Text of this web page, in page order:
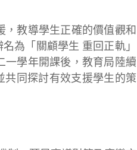
教導學生正確的價值觀和
為「關顧學生 重回正軌」
學年開課後，教育局陸續
同探討有效支援學生的策